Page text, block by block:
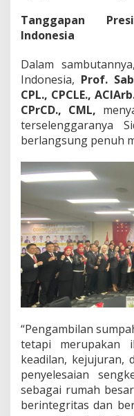
Tanggapan
Indonesia
Dalam
Indonesia, Prof.
CPL., CPCLE.,
CPrCD., CML,
terselenggaranya
berlangsung penuh
“Pengambilan
tetapi merupakan
keadilan, kejujuran,
penyelesaian
sebagai rumah
berintegritas dan